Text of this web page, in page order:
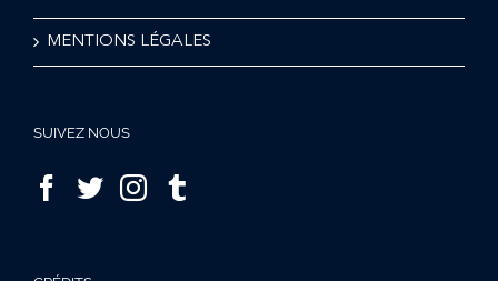
MENTIONS LÉGALES
SUIVEZ NOUS